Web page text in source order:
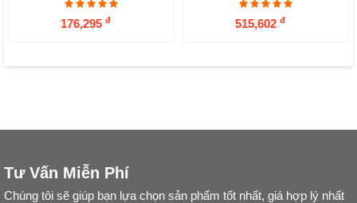
176,295 đ 515,602 đ
Tư Vấn Miễn Phí
Chúng tôi sẽ giúp bạn lựa chọn sản phẩm tốt nhất, giá hợp lý nhất